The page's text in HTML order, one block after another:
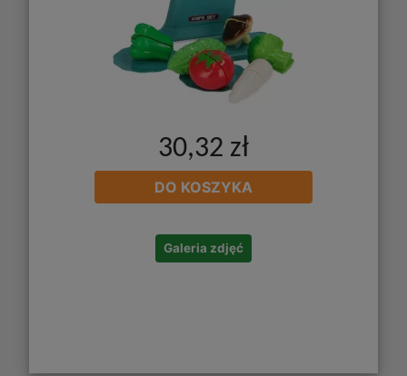
30,32 zł
DO KOSZYKA
Galeria zdjęć